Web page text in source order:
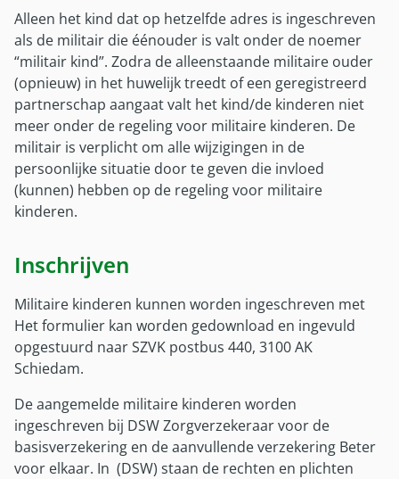
Reservist
Reglement
Verzekeringsreglement
Afwijkende regelingen vergoedingen
Zorg tijdens plaatsing in VS en Canada
Contactpersonen
Contactpersonen buitenland
Hulp met betaalproblemen
Inloggen met DigiD
Brochures en formulieren
Brochures en formulieren
Mijn SZVK-app
Mijn SZVK-app
Over SZVK
Bureau SZVK
Historie
Onze partners
Nieuws
Alleen het kind dat op hetzelfde adres is ingeschreven
als de militair die éénouder is valt onder de noemer
“militair kind”. Zodra de alleenstaande militaire ouder
(opnieuw) in het huwelijk treedt of een geregistreerd
partnerschap aangaat valt het kind/de kinderen niet
meer onder de regeling voor militaire kinderen. De
militair is verplicht om alle wijzigingen in de
persoonlijke situatie door te geven die invloed
(kunnen) hebben op de regeling voor militaire
kinderen.
Inschrijven
Militaire kinderen kunnen worden ingeschreven met
Het formulier kan worden gedownload en ingevuld
opgestuurd naar SZVK postbus 440, 3100 AK
Schiedam.
De aangemelde militaire kinderen worden
ingeschreven bij DSW Zorgverzekeraar voor de
basisverzekering en de aanvullende verzekering Beter
voor elkaar. In (DSW) staan de rechten en plichten